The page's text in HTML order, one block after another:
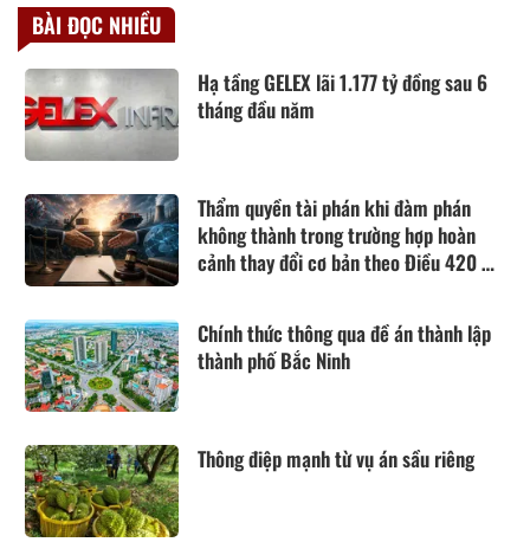
BÀI ĐỌC NHIỀU
Hạ tầng GELEX lãi 1.177 tỷ đồng sau 6
tháng đầu năm
Thẩm quyền tài phán khi đàm phán
không thành trong trường hợp hoàn
cảnh thay đổi cơ bản theo Điều 420 Bộ
Chính thức thông qua đề án thành lập
thành phố Bắc Ninh
Thông điệp mạnh từ vụ án sầu riêng